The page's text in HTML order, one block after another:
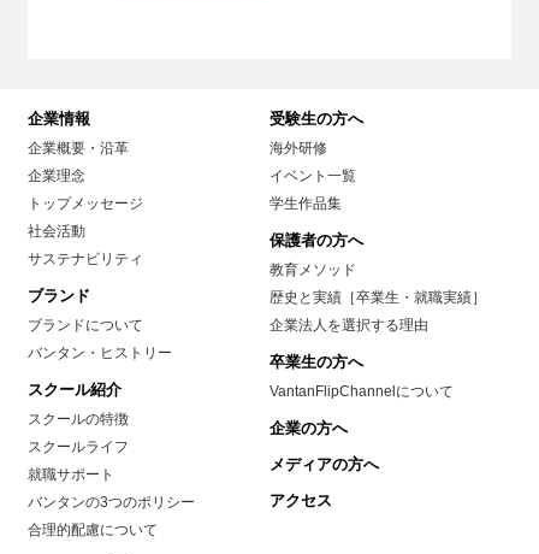
企業情報
企業概要・沿革
企業理念
トップメッセージ
社会活動
サステナビリティ
ブランド
ブランドについて
バンタン・ヒストリー
スクール紹介
スクールの特徴
スクールライフ
就職サポート
バンタンの3つのポリシー
合理的配慮について
受験生の方へ
海外研修
イベント一覧
学生作品集
保護者の方へ
教育メソッド
歴史と実績［卒業生・就職実績］
企業法人を選択する理由
卒業生の方へ
VantanFlipChannelについて
企業の方へ
メディアの方へ
アクセス